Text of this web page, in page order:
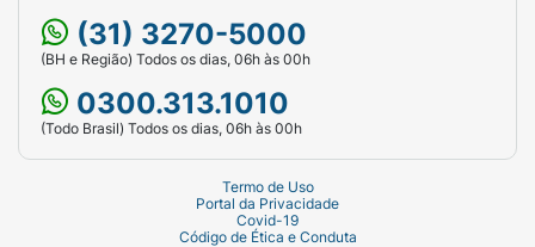
(31) 3270-5000
(BH e Região) Todos os dias, 06h às 00h
0300.313.1010
(Todo Brasil) Todos os dias, 06h às 00h
Termo de Uso
Portal da Privacidade
Covid-19
Código de Ética e Conduta